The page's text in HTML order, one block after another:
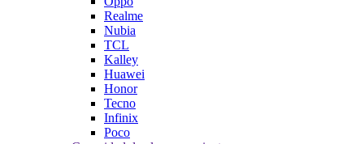
Realme
Nubia
TCL
Kalley
Huawei
Honor
Tecno
Infinix
Poco